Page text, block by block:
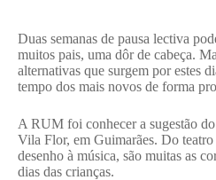
Duas semanas de pausa lectiva
muitos pais, uma dôr de cabeça.
alternativas que surgem por estes
tempo dos mais novos de forma
A RUM foi conhecer a sugestão
Vila Flor, em Guimarães. Do
desenho à música, são muitas as
dias das crianças.